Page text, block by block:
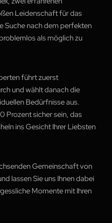
Leidenschaft für das
Suche nach dem perfekten
als möglich zu
führt zuerst
und wählt danach die
Bedürfnisse aus.
Prozent sicher sein, das
ins Gesicht Ihrer Liebsten
Gemeinschaft von
lassen Sie uns Ihnen dabei
Momente mit Ihren